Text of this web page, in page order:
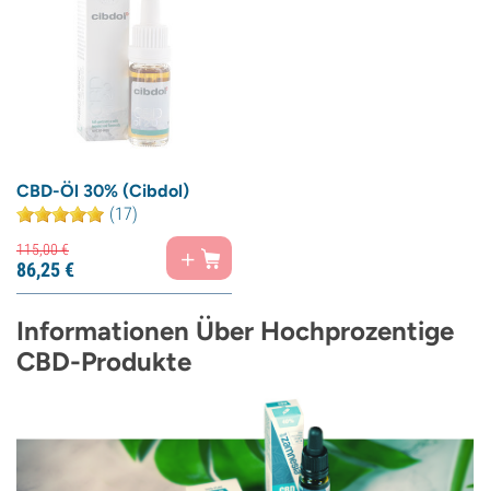
CBD-Öl 30% (Cibdol)
(17)
115,00€
86,25€
Informationen Über Hochprozentige
CBD-Produkte